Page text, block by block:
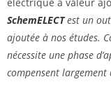
SchemELECTest un
ajoutée à nos études.
nécessite une phase
compensent largement